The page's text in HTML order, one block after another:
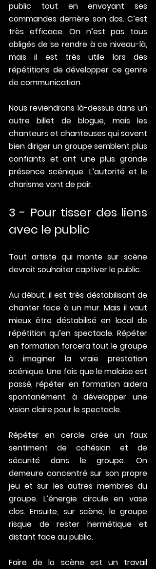
public tout en envoyant ses
commandes derrière son dos. C’est
très efficace. On n’est pas tous
obligés de se rendre à ce niveau-là,
mais il est très utile lors des
répétitions de développer ce genre
de communication.
Nous reviendrons là-dessus dans un
autre billet de blogue, mais les
chanteurs et chanteuses qui savent
bien diriger un groupe semblent plus
confiants et ont une plus grande
présence scénique. L’autorité et le
charisme vont de pair.
3 - Pour tisser des liens
avec le public
Tout artiste qui monte sur scène
devrait souhaiter captiver le public.
Au début, il est très déstabilisant de
chanter face à un mur. Mais il vaut
mieux être déstabilisé en local de
répétition qu’en spectacle. Répéter
en formation forcera tout le groupe
à imaginer la vraie prestation
scénique. Une fois que le malaise est
passé, répéter en formation aidera
spontanément à développer une
vision claire pour le spectacle.
Répéter en cercle crée un faux
sentiment de cohésion et de
sécurité dans le groupe. On
demeure concentré sur son propre
jeu et sur les autres membres du
groupe. L’énergie circule en vase
clos. Ensuite, sur scène, le groupe
risque de rester hermétique et
distant face au public.
Faire de la scène est un travail